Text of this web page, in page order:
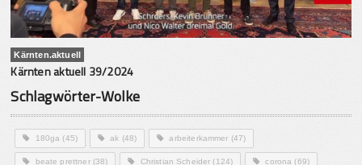
Kärnten.aktuell
Kärnten aktuell 39/2024
Schlagwörter-Wolke
180ga (45) ak (48) arbeiterkammer (47)
beate prettner(38) Christian Scheider (124) corona (69)